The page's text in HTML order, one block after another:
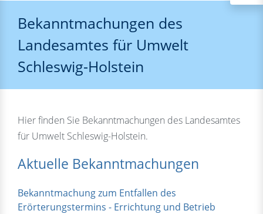
Bekanntmachungen des
Landesamtes für Umwelt
Schleswig-Holstein
Hier finden Sie Bekanntmachungen des Landesamtes
für Umwelt Schleswig-Holstein.
Aktuelle Bekanntmachungen
Bekanntmachung zum Entfallen des
Erörterungstermins - Errichtung und Betrieb